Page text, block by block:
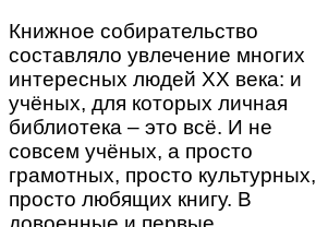
Книжное собирательство
составляло увлечение многих
интересных людей ХХ века: и
учёных, для которых личная
библиотека – это всё. И не
совсем учёных, а просто
грамотных, просто культурных,
просто любящих книгу. В